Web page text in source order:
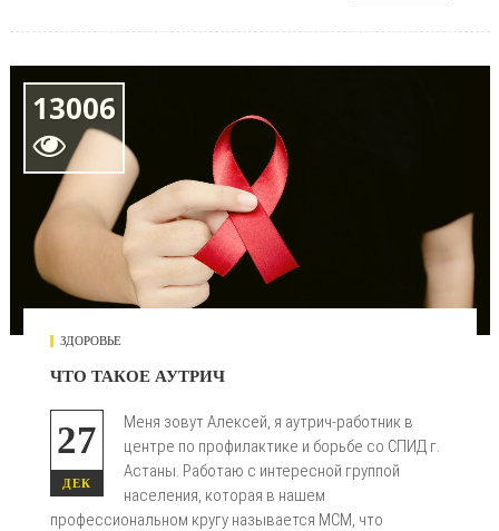
13006

ЗДОРОВЬЕ
ЧТО ТАКОЕ АУТРИЧ
27
ДЕК
Меня зовут Алексей, я аутрич-работник в
центре по профилактике и борьбе со СПИД г.
Астаны. Работаю с интересной группой
населения, которая в нашем
профессиональном кругу называется МСМ, что